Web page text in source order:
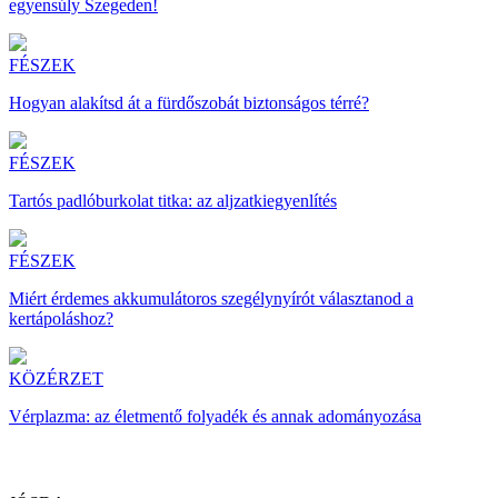
egyensúly Szegeden!
FÉSZEK
Hogyan alakítsd át a fürdőszobát biztonságos térré?
FÉSZEK
Tartós padlóburkolat titka: az aljzatkiegyenlítés
FÉSZEK
Miért érdemes akkumulátoros szegélynyírót választanod a
kertápoláshoz?
KÖZÉRZET
Vérplazma: az életmentő folyadék és annak adományozása